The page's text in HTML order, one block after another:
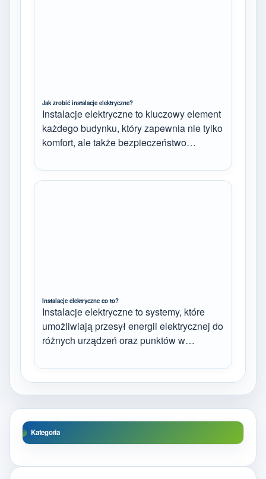
Jak zrobić instalacje elektryczne?
Instalacje elektryczne to kluczowy element
każdego budynku, który zapewnia nie tylko
komfort, ale także bezpieczeństwo…
Instalacje elektryczne co to?
Instalacje elektryczne to systemy, które
umożliwiają przesył energii elektrycznej do
różnych urządzeń oraz punktów w…
Kategoria